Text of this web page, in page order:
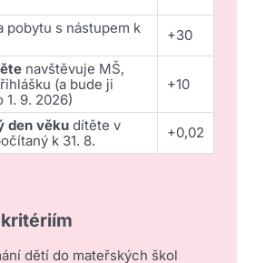
pobytu s nástupem k
+30
navštěvuje MŠ,
(a bude ji
1. 9. 2026)
+10
den věku dítěte v
k 31. 8.
+0,02
dětí do mateřských škol